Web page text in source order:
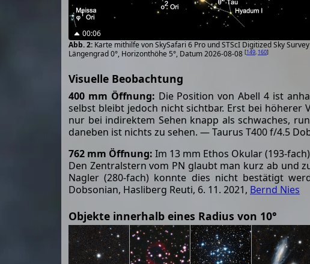
00:06
Karte mithilfe von SkySafari 6 Pro und STScI Digitized Sky
Längengrad 0°, Horizonthöhe 5°, Datum 2026-08-08 [149, 160]
Visuelle Beobachtung
400 mm Öffnung: Die Position von Abell 4 ist
selbst bleibt jedoch nicht sichtbar. Erst bei höherer
nur bei indirektem Sehen knapp als schwaches,
daneben ist nichts zu sehen. — Taurus T400 f/4.5
762 mm Öffnung: Im 13 mm Ethos Okular (193-
Den Zentralstern vom PN glaubt man kurz ab und
Nagler (280-fach) konnte dies nicht bestätigt
Dobsonian, Hasliberg Reuti, 6. 11. 2021, Bernd Nies
Objekte innerhalb eines Radius von 10°